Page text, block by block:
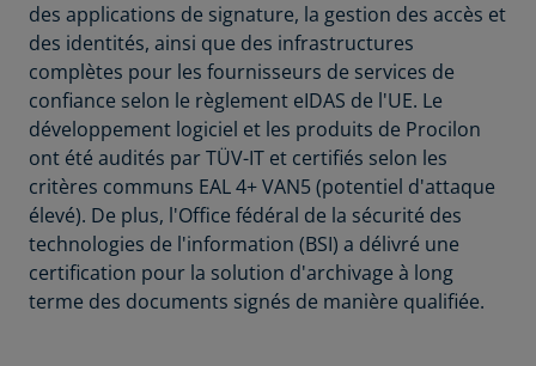
des applications de signature, la gestion des accès et
des identités, ainsi que des infrastructures
complètes pour les fournisseurs de services de
confiance selon le règlement eIDAS de l'UE. Le
développement logiciel et les produits de Procilon
ont été audités par TÜV-IT et certifiés selon les
critères communs EAL 4+ VAN5 (potentiel d'attaque
élevé). De plus, l'Office fédéral de la sécurité des
technologies de l'information (BSI) a délivré une
certification pour la solution d'archivage à long
terme des documents signés de manière qualifiée.